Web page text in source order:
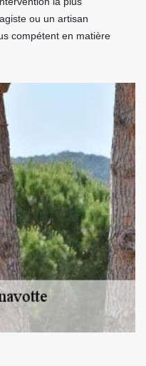
ou un artisan
compétent en matière